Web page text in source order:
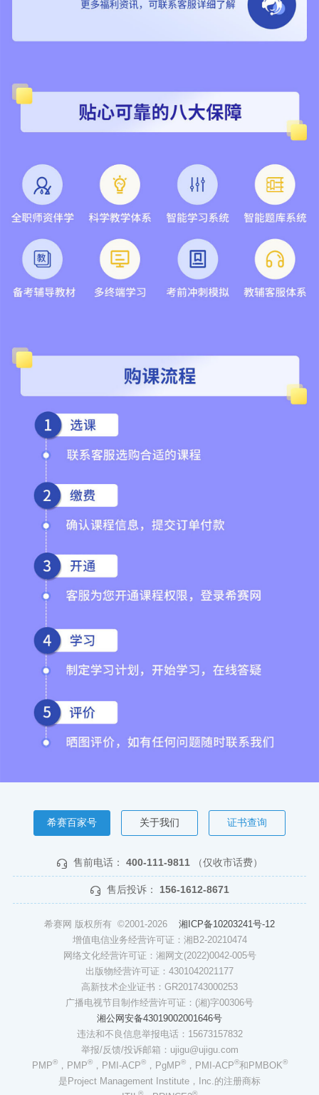
希赛百家号 关于我们 证书查询
售前电话： 400-111-9811 （仅收市话费）
售后投诉： 156-1612-8671
希赛网 版权所有 ©2001-2026 湘ICP备10203241号-12
增值电信业务经营许可证：湘B2-20210474
网络文化经营许可证：湘网文(2022)0042-005号
出版物经营许可证：4301042021177
高新技术企业证书：GR201743000253
广播电视节目制作经营许可证：(湘)字00306号
湘公网安备43019002001646号
违法和不良信息举报电话：15673157832
举报/反馈/投诉邮箱：ujigu@ujigu.com
PMP®，PMP®，PMI-ACP®，PgMP®，PMI-ACP®和PMBOK®
是Project Management Institute，Inc.的注册商标
® ®